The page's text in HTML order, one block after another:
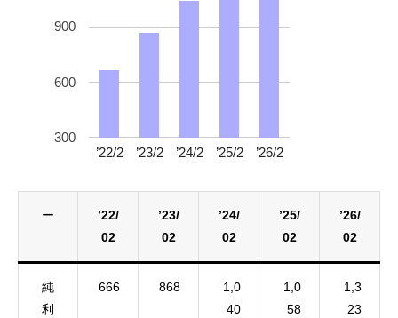
’22/2 ’23/2 ’24/2 ’25/2 ’26/2
300
600
900
ー
’22/
02
’23/
02
’24/
02
’25/
02
’26/
02
純
利
666 868
1,0
40
1,0
58
1,3
23